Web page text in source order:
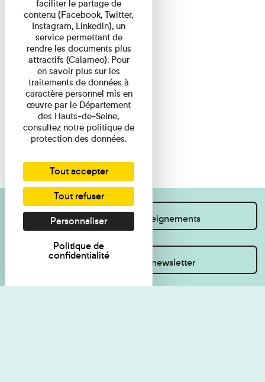
Je souhaite des renseignements
Inscrivez-vous à la newsletter
faciliter le partage de
contenu (Facebook, Twitter,
Instagram, Linkedin), un
service permettant de
rendre les documents plus
attractifs (Calameo). Pour
en savoir plus sur les
traitements de données à
caractère personnel mis en
œuvre par le Département
des Hauts-de-Seine,
consultez notre politique de
protection des données.
Tout accepter
Tout refuser
Personnaliser
Politique de
confidentialité